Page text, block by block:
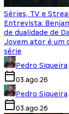
Séries, TV e
Entrevista:
de dualidade de
Jovem ator é um
série
Pedro Siqueira
03.ago.26
Pedro Siqueira
03.ago.26